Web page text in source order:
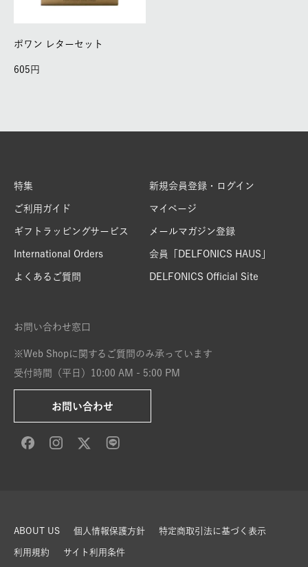
ポワン レターセット
605
特集
ご利用ガイド
ギフトラッピングサービス
International Orders
よくあるご質問
新規会員登録・ログイン
マイページ
メールマガジン登録
会員「DELFONICS HAUS」
DELFONICS Official Site
お問い合わせ窓口
※Web Shopに関するご質問のみ承っています
受付時間（平日）10:00 AM - 5:00 PM
お問い合わせ
ABOUT US 個人情報保護方針 特定商取引法に基づく表示
利用規約 サイト利用条件